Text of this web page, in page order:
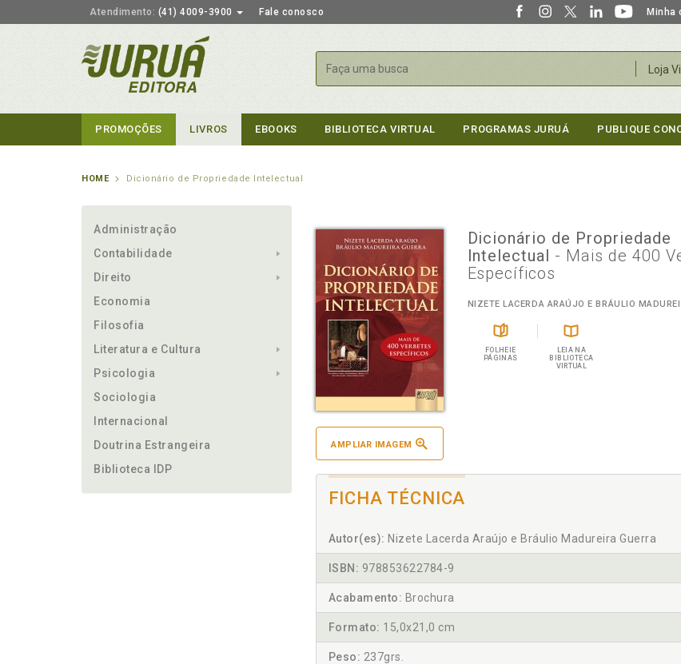
Atendimento: (41) 4009-3900 Fale conosco Minha
Loja
Buscar
PROMOÇÕES LIVROS EBOOKS BIBLIOTECA VIRTUAL PROGRAMAS JURUÁ PUBLIQUE
HOME Dicionário de Propriedade Intelectual
Administração
Contabilidade
Direito
Economia
Filosofia
Literatura e Cultura
Psicologia
Sociologia
Internacional
Doutrina Estrangeira
Biblioteca IDP
AMPLIAR IMAGEM
Dicionário de Propriedade
Intelectual - Mais de 400
Específicos
NIZETE LACERDA ARAÚJO E BRÁULIO
FOLHEIE
PÁGINAS
LEIA NA
BIBLIOTECA
VIRTUAL
FICHA TÉCNICA
Autor(es): Nizete Lacerda Araújo e Bráulio Madureira Guerra
ISBN: 978853622784-9
Acabamento: Brochura
Formato: 15,0x21,0 cm
Peso: 237grs.